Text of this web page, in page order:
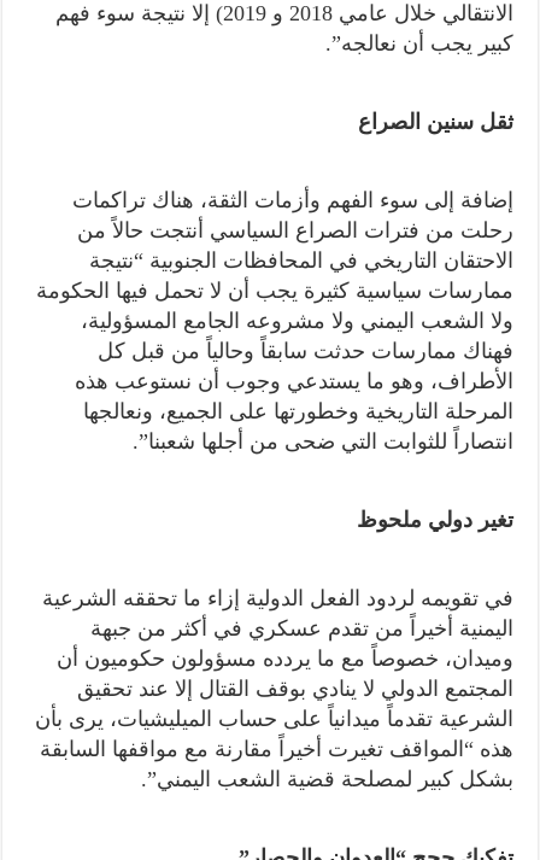
الانتقالي خلال عامي 2018 و 2019) إلا نتيجة سوء فهم
كبير يجب أن نعالجه”.
ثقل سنين الصراع
إضافة إلى سوء الفهم وأزمات الثقة، هناك تراكمات
رحلت من فترات الصراع السياسي أنتجت حالاً من
الاحتقان التاريخي في المحافظات الجنوبية “نتيجة
ممارسات سياسية كثيرة يجب أن لا تحمل فيها الحكومة
ولا الشعب اليمني ولا مشروعه الجامع المسؤولية،
فهناك ممارسات حدثت سابقاً وحالياً من قبل كل
الأطراف، وهو ما يستدعي وجوب أن نستوعب هذه
المرحلة التاريخية وخطورتها على الجميع، ونعالجها
انتصاراً للثوابت التي ضحى من أجلها شعبنا”.
تغير دولي ملحوظ
في تقويمه لردود الفعل الدولية إزاء ما تحققه الشرعية
اليمنية أخيراً من تقدم عسكري في أكثر من جبهة
وميدان، خصوصاً مع ما يردده مسؤولون حكوميون أن
المجتمع الدولي لا ينادي بوقف القتال إلا عند تحقيق
الشرعية تقدماً ميدانياً على حساب الميليشيات، يرى بأن
هذه “المواقف تغيرت أخيراً مقارنة مع مواقفها السابقة
بشكل كبير لمصلحة قضية الشعب اليمني”.